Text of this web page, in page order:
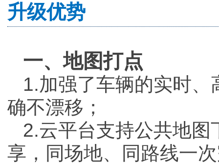
升级优势
一、地图打点
1.加强了车辆的实时
确不漂移；
2.云平台支持公共地
享，同场地、同路线一